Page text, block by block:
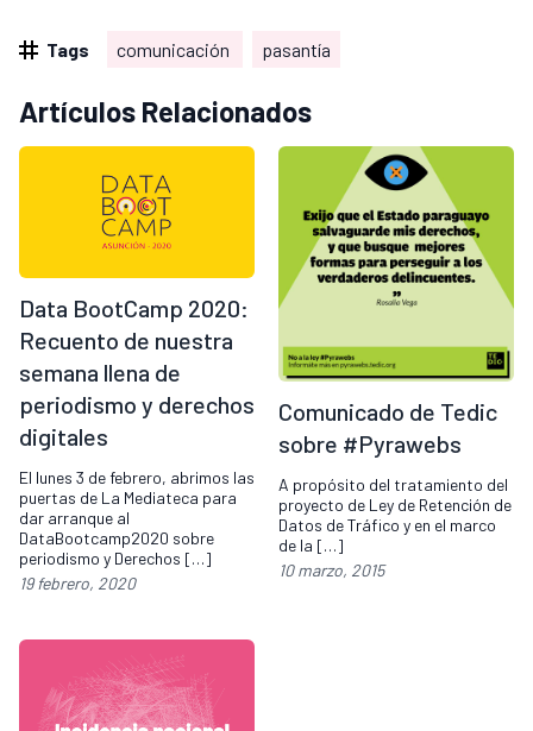
Tags comunicación pasantía
Artículos Relacionados
Data BootCamp 2020:
Recuento de nuestra
semana llena de
periodismo y derechos
digitales
El lunes 3 de febrero, abrimos las
puertas de La Mediateca para
dar arranque al
DataBootcamp2020 sobre
periodismo y Derechos […]
19 febrero, 2020
Comunicado de Tedic
sobre #Pyrawebs
A propósito del tratamiento del
proyecto de Ley de Retención de
Datos de Tráfico y en el marco
de la […]
10 marzo, 2015